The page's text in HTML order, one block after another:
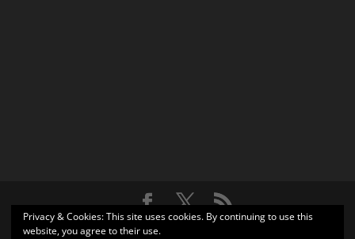
Σχεδιάστηκε απόElegant Themes
Privacy & Cookies: This site uses cookies. By continuing to use this
website, you agree to their use.